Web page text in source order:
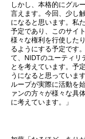
しかし、本格的にグル
言えます。今回、少し
になると思います。私
予定であり、このサイ
様々な権利を行使した
るようにする予定です
て、NIDTのユーティリ
とを考えています。予
うになると思っていま
ループが実際に活動を
ァンの方々が様々な具
に考えています。」